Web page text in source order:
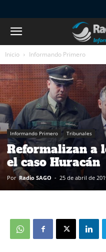
Inicio Informando Primero
Informando Primero Tribunales
Reformalizan a
el caso Huracán
Por Radio SAGO - 25 de abril de